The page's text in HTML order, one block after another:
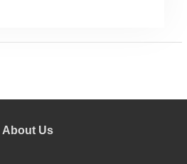
About Us